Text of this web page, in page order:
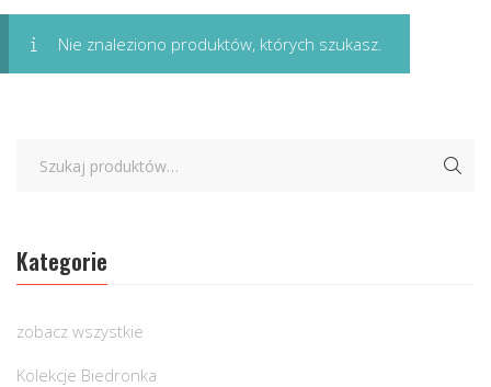
Nie znaleziono produktów, których szukasz.
Kategorie
zobacz wszystkie
Kolekcje Biedronka